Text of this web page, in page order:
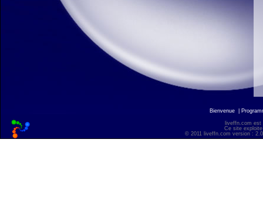
Bienvenue
liveffn.com est
Ce site
© 2011 liveffn.com version :